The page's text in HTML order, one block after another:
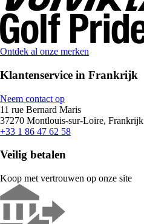
Ontdek al onze merken
Klantenservice in Frankrijk
Neem contact op
11 rue Bernard Maris
37270 Montlouis-sur-Loire, Frankrijk
+33 1 86 47 62 58
Veilig betalen
Koop met vertrouwen op onze site